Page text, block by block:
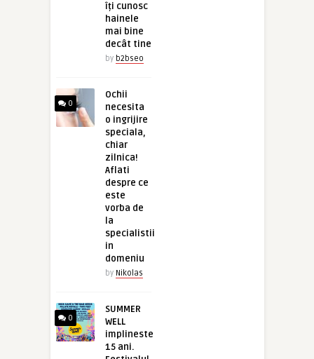
îți cunosc
hainele
mai bine
decât tine
by b2bseo
0
Ochii
necesita
o ingrijire
speciala,
chiar
zilnica!
Aflati
despre ce
este
vorba de
la
specialistii
in
domeniu
by Nikolas
0
SUMMER
WELL
implineste
15 ani.